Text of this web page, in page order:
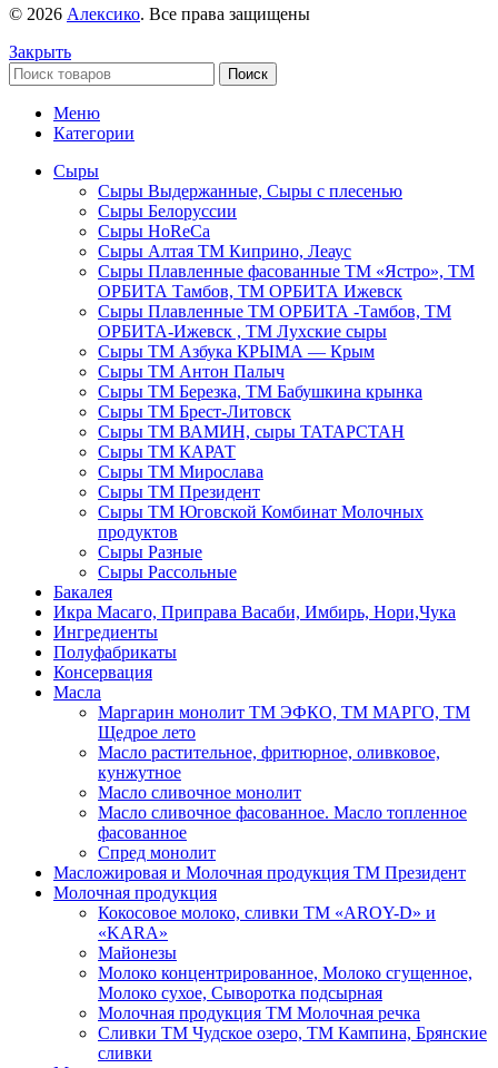
© 2026 Алексико. Все права защищены
Закрыть
Поиск
Меню
Категории
Сыры
Сыры Выдержанные, Сыры с плесенью
Сыры Белоруссии
Сыры HoReСa
Сыры Алтая ТМ Киприно, Леаус
Сыры Плавленные фасованные ТМ «Ястро», ТМ
ОРБИТА Тамбов, ТМ ОРБИТА Ижевск
Сыры Плавленные ТМ ОРБИТА -Тамбов, ТМ
ОРБИТА-Ижевск , ТМ Лухские сыры
Сыры ТМ Азбука КРЫМА — Крым
Сыры ТМ Антон Палыч
Сыры ТМ Березка, ТМ Бабушкина крынка
Сыры ТМ Брест-Литовск
Сыры ТМ ВАМИН, сыры ТАТАРСТАН
Сыры ТМ КАРАТ
Сыры ТМ Мирослава
Сыры ТМ Президент
Сыры ТМ Юговской Комбинат Молочных
продуктов
Сыры Разные
Сыры Рассольные
Бакалея
Икра Масаго, Приправа Васаби, Имбирь, Нори,Чука
Ингредиенты
Полуфабрикаты
Консервация
Масла
Маргарин монолит ТМ ЭФКО, ТМ МАРГО, ТМ
Щедрое лето
Масло растительное, фритюрное, оливковое,
кунжутное
Масло сливочное монолит
Масло сливочное фасованное. Масло топленное
фасованное
Спред монолит
Масложировая и Молочная продукция ТМ Президент
Молочная продукция
Кокосовое молоко, сливки ТМ «AROY-D» и
«KARA»
Майонезы
Молоко концентрированное, Молоко сгущенное,
Молоко сухое, Сыворотка подсырная
Молочная продукция ТМ Молочная речка
Сливки ТМ Чудское озеро, ТМ Кампина, Брянские
сливки